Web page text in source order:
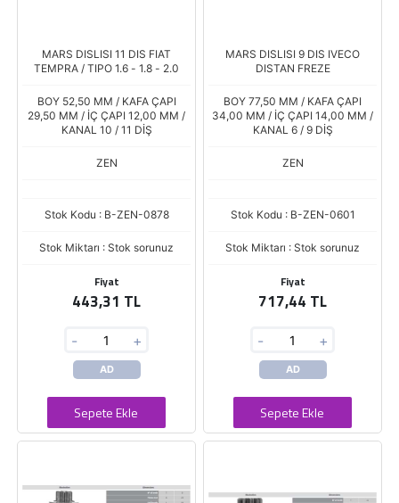
MARS DISLISI 11 DIS FIAT
TEMPRA / TIPO 1.6 - 1.8 - 2.0
BOY 52,50 MM / KAFA ÇAPI
29,50 MM / İÇ ÇAPI 12,00 MM /
KANAL 10 / 11 DİŞ
ZEN
Stok Kodu : B-ZEN-0878
Stok Miktarı : Stok sorunuz
Fiyat
443,31 TL
- +
AD
Sepete Ekle
MARS DISLISI 9 DIS IVECO
DISTAN FREZE
BOY 77,50 MM / KAFA ÇAPI
34,00 MM / İÇ ÇAPI 14,00 MM /
KANAL 6 / 9 DİŞ
ZEN
Stok Kodu : B-ZEN-0601
Stok Miktarı : Stok sorunuz
Fiyat
717,44 TL
- +
AD
Sepete Ekle